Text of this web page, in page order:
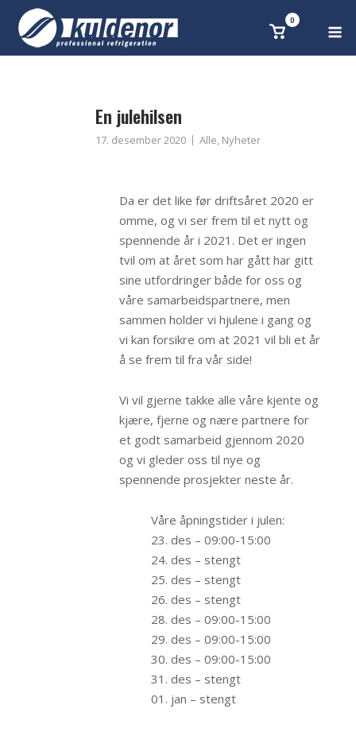
content
Se 0
En julehilsen
17. desember 2020 Alle, Nyheter
Da er det like før driftsåret 2020 er
omme, og vi ser frem til et nytt og
spennende år i 2021. Det er ingen
tvil om at året som har gått har gitt
sine utfordringer både for oss og
våre samarbeidspartnere, men
sammen holder vi hjulene i gang og
vi kan forsikre om at 2021 vil bli et år
å se frem til fra vår side!
Vi vil gjerne takke alle våre kjente og
kjære, fjerne og nære partnere for
et godt samarbeid gjennom 2020
og vi gleder oss til nye og
spennende prosjekter neste år.
Våre åpningstider i julen:
23. des – 09:00-15:00
24. des – stengt
25. des – stengt
26. des – stengt
28. des – 09:00-15:00
29. des – 09:00-15:00
30. des – 09:00-15:00
31. des – stengt
01. jan – stengt